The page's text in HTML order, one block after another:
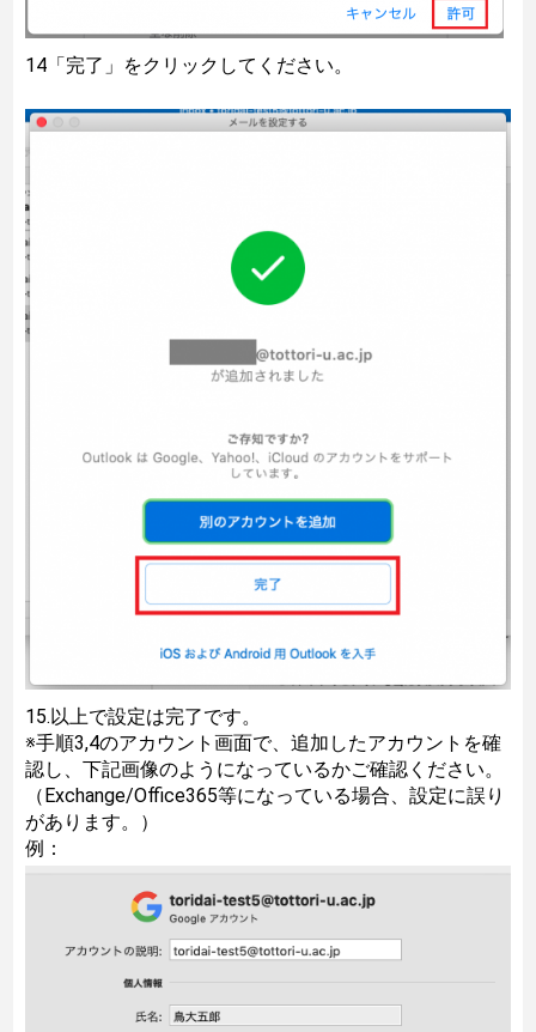
14「完了」をクリックしてください。
15.以上で設定は完了です。
※手順3,4のアカウント画面で、追加したアカウントを確
認し、下記画像のようになっているかご確認ください。
（Exchange/Office365等になっている場合、設定に誤り
があります。）
例：